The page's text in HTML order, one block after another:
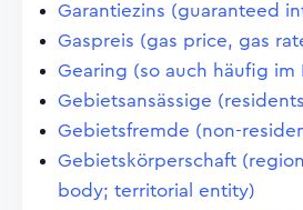
Garantiezins (guaranteed
Gaspreis (gas price, gas
Gearing (so auch häufig im
Gebietsansässige
Gebietsfremde (non-
Gebietskörperschaft
body; territorial entity)